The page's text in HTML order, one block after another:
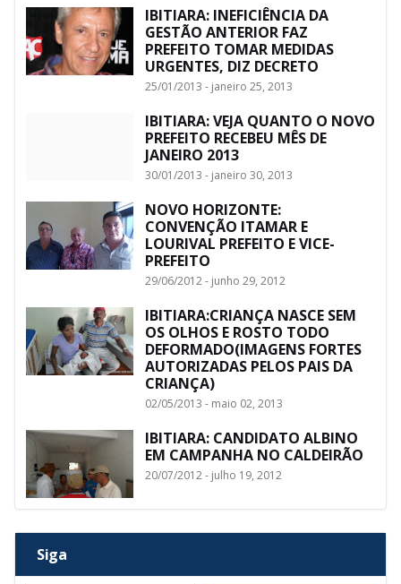
IBITIARA: INEFICIÊNCIA DA
GESTÃO ANTERIOR FAZ
PREFEITO TOMAR MEDIDAS
URGENTES, DIZ DECRETO
25/01/2013 - janeiro 25, 2013
IBITIARA: VEJA QUANTO O NOVO
PREFEITO RECEBEU MÊS DE
JANEIRO 2013
30/01/2013 - janeiro 30, 2013
NOVO HORIZONTE:
CONVENÇÃO ITAMAR E
LOURIVAL PREFEITO E VICE-
PREFEITO
29/06/2012 - junho 29, 2012
IBITIARA:CRIANÇA NASCE SEM
OS OLHOS E ROSTO TODO
DEFORMADO(IMAGENS FORTES
AUTORIZADAS PELOS PAIS DA
CRIANÇA)
02/05/2013 - maio 02, 2013
IBITIARA: CANDIDATO ALBINO
EM CAMPANHA NO CALDEIRÃO
20/07/2012 - julho 19, 2012
Siga